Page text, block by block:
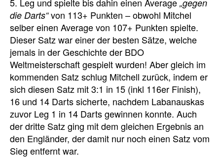
„gegen
die Darts“von 113+ Punkten – obwohl Mitchel
selber einen Average von 107+ Punkten spielte.
Dieser Satz war einer der besten Sätze, welche
jemals in der Geschichte der BDO
Weltmeisterschaft gespielt wurden! Aber gleich im
kommenden Satz schlug Mitchell zurück, indem er
sich diesen Satz mit 3:1 in 15 (inkl 116er Finish),
16 und 14 Darts sicherte, nachdem Labanauskas
zuvor Leg 1 in 14 Darts gewinnen konnte. Auch
der dritte Satz ging mit dem gleichen Ergebnis an
den Engländer, der damit nur noch einen Satz vom
Sieg entfernt war.